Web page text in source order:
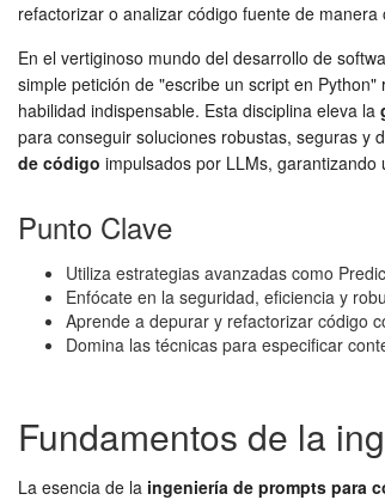
refactorizar o analizar código fuente de
En el vertiginoso mundo del desarrollo de
simple petición de "escribe un script en
habilidad indispensable. Esta disciplina eleva la
para conseguir soluciones robustas, seguras y
de código impulsados por LLMs, garantizando
Punto Clave
Utiliza estrategias avanzadas como
Enfócate en la seguridad, eficiencia y
Aprende a depurar y refactorizar código
Domina las técnicas para especificar
Fundamentos de la
La esencia de la ingeniería de prompts para